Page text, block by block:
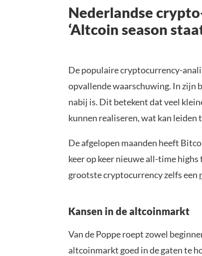
Nederlandse
‘Altcoin season
De populaire cryptocurrency-
opvallende waarschuwing. In zijn
nabij is. Dit betekent dat veel
kunnen realiseren, wat kan
De afgelopen maanden heeft
keer op keer nieuwe all-time
grootste cryptocurrency zelfs een
Kansen in de altcoinmarkt
Van de Poppe roept zowel
altcoinmarkt goed in de gaten te